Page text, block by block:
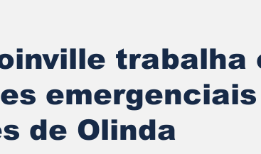
trabalha
de Olinda